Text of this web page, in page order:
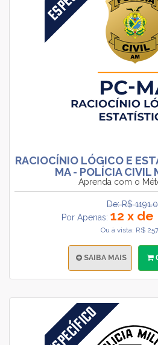
RACIOCÍNIO LÓGICO E
MA - POLÍCIA CIVIL
Aprenda com o
De: R$
Por Apenas: 12 x de
Ou à vista: R$
SAIBA MAIS